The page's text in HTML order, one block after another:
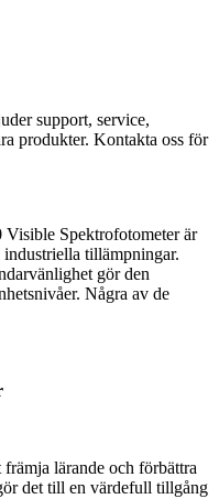
support, service,
produkter. Kontakta oss för
Spektrofotometer är
tillämpningar.
gör den
Några av de
lärande och förbättra
det till en värdefull tillgång